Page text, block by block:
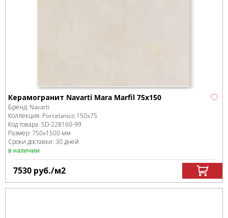
Керамогранит Navarti Mara Marfil 75x150
Бренд: Navarti
Коллекция: Porcelanico 150x75
Код товара: SD-228160-99
Размер: 750x1500 мм
Сроки доставки: 30 дней
в наличии
7530 руб./м2